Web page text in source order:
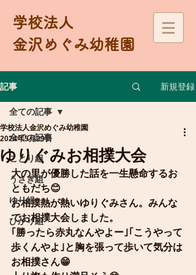
学校法人
金沢めぐみ幼稚園
記事 新規登録
全ての記事
ことり組
うさぎ組
ゆり組
ひかり組
全ての記事
ゆりぐみお相撲大会
学校法人金沢めぐみ幼稚園
2024年5月29日
大の里が優勝した話を一生懸命するお
ともだち😊
お相撲熱が熱いゆりぐみさん。みんな
でお相撲大会しました。
｢勝ったら赤丸なんやよー｣｢こうやって
歩くんやよ｣と胸を張って歩いて気分は
お相撲さん😁